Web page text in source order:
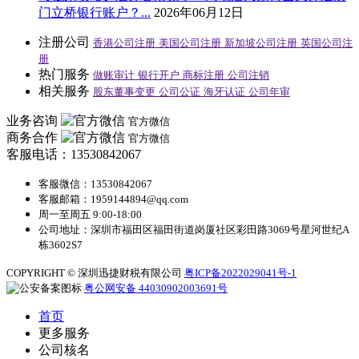
门立桥银行账户？... 2026年06月12日
注册公司 香港公司注册 美国公司注册 新加坡公司注册 英国公司注
册
热门服务 做账审计 银行开户 商标注册 公司注销
相关服务 股东董事变更 公司公证 海牙认证 公司年审
业务咨询 官方微信
商务合作 官方微信
客服电话：13530842067
客服微信：13530842067
客服邮箱：1959144894@qq.com
周一至周五 9:00-18:00
公司地址：深圳市福田区福田街道岗厦社区彩田路3069号星河世纪A
栋3602S7
COPYRIGHT © 深圳迅捷财税有限公司 粤ICP备2022029041号-1
粤公网安备 44030902003691号
首页
更多服务
公司核名